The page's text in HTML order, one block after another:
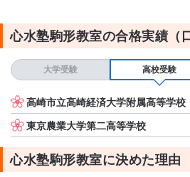
授業の形式・流れ・雰囲気
一コマ50分の授業が２つで、それを週
で生徒が自由に発言できる雰囲気があ
る。先生が全員面白いので寝ている生
時間だったと思う。特に黒板にテキス
いてあり分かりやすい。
テキスト・教材について
先生が印刷したプリント
心水塾駒形教室の合格実績（
大学受験 高校受験
高崎市立高崎経済大学附属高等学校
東京農業大学第二高等学校
心水塾駒形教室に決めた理由